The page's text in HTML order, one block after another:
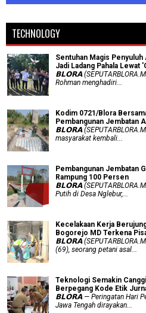
TECHNOLOGY
Sentuhan Magis Penyuluh
Jadi Ladang Pahala Lewat
𝗕𝗟𝗢𝗥𝗔
Rohman menghadiri...
Kodim 0721/Blora
Pembangunan Jembatan
𝗕𝗟𝗢𝗥𝗔
masyarakat kembali...
Pembangunan Jembatan
Rampung 100 Persen
𝗕𝗟𝗢𝗥𝗔
Putih di Desa Nglebur,...
Kecelakaan Kerja
Bogorejo MD Terkena
𝗕𝗟𝗢𝗥𝗔
(69), seorang petani asal...
Teknologi Semakin
Berpegang Kode Etik
𝗕𝗟𝗢𝗥𝗔 — Peringatan Hari
Jawa Tengah dirayakan...